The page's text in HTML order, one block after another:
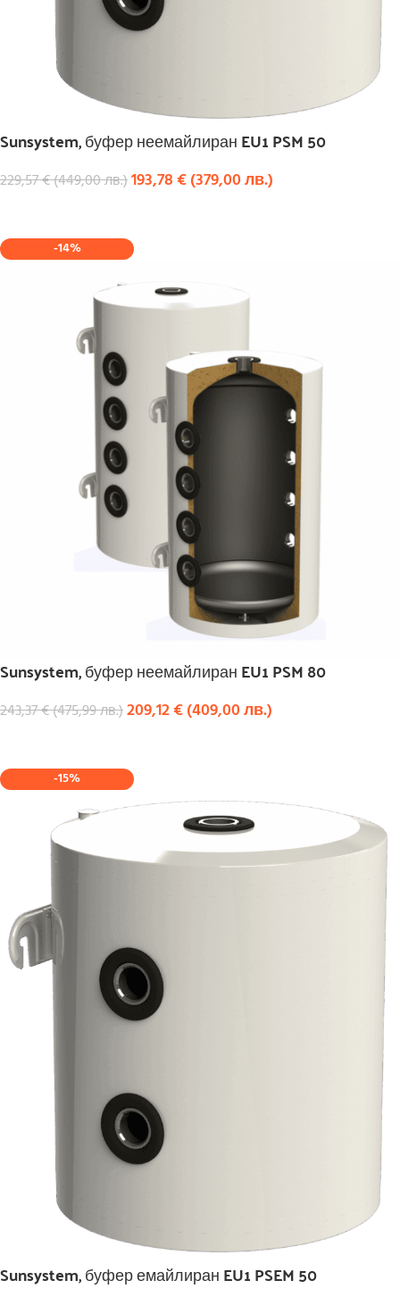
Sunsystem, буфер неемайлиран EU1 PSM 50
229,57€(449,00лв.)193,78€(379,00лв.)
-14%
Sunsystem, буфер неемайлиран EU1 PSM 80
243,37€(475,99лв.)209,12€(409,00лв.)
-15%
Sunsystem, буфер емайлиран EU1 PSEM 50